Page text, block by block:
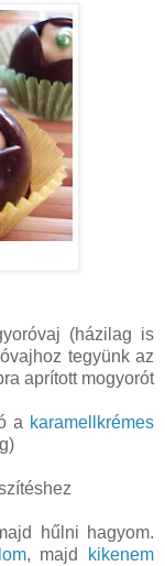
(házilag is
tegyünk az
aprított mogyorót
a karamellkrémes
hűlni hagyom.
, majd
kikenem